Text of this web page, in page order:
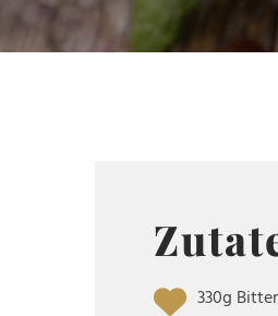
330g